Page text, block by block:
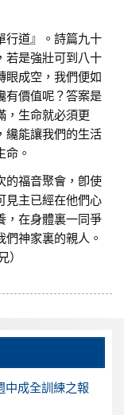
行道』。詩篇九十
若是強壯可到八十
眼成空，我們便如
有價值呢？答案是
，生命就必須更
纔能讓我們的生活
命。
的福音聚會，卽使
見主已經在他們心
，在身體裏一同爭
神家裏的親人。
）
中成全訓練之報